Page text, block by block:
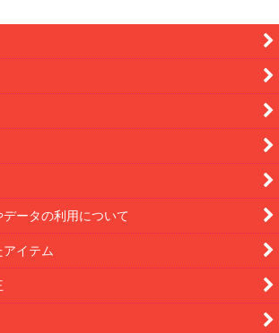
ータの利用について
イテム